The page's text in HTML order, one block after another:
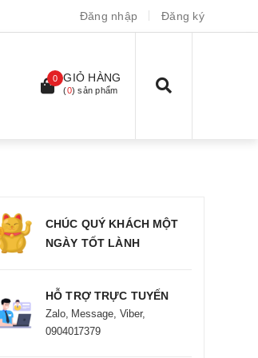
Đăng nhập Đăng ký
0 GIỎ HÀNG
(0) sản phẩm
CHÚC QUÝ KHÁCH MỘT
NGÀY TỐT LÀNH
HỖ TRỢ TRỰC TUYẾN
Zalo, Message, Viber,
0904017379